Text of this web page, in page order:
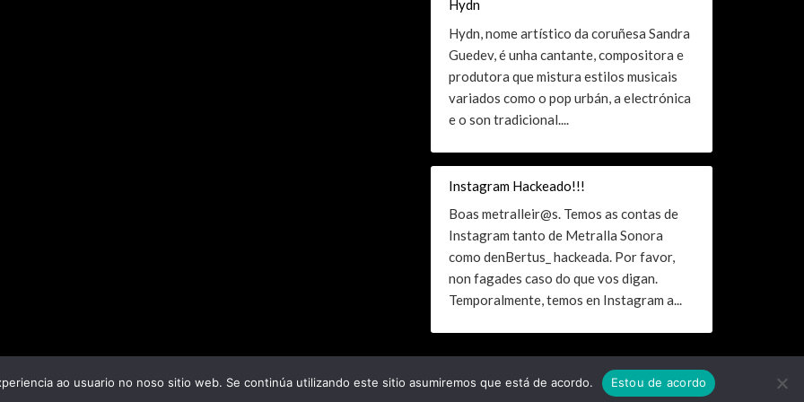
Hydn
Hydn, nome artístico da coruñesa Sandra
Guedev, é unha cantante, compositora e
produtora que mistura estilos musicais
variados como o pop urbán, a electrónica
e o son tradicional....
Instagram Hackeado!!!
Boas metralleir@s. Temos as contas de
Instagram tanto de Metralla Sonora
como denBertus_ hackeada. Por favor,
non fagades caso do que vos digan.
Temporalmente, temos en Instagram a...
©2026 Metralla Sonora| Powered bySuperbThemes
ao usuario no noso sitio web. Se continúa utilizando este sitio asumiremos que está de acordo. Estou de acordo